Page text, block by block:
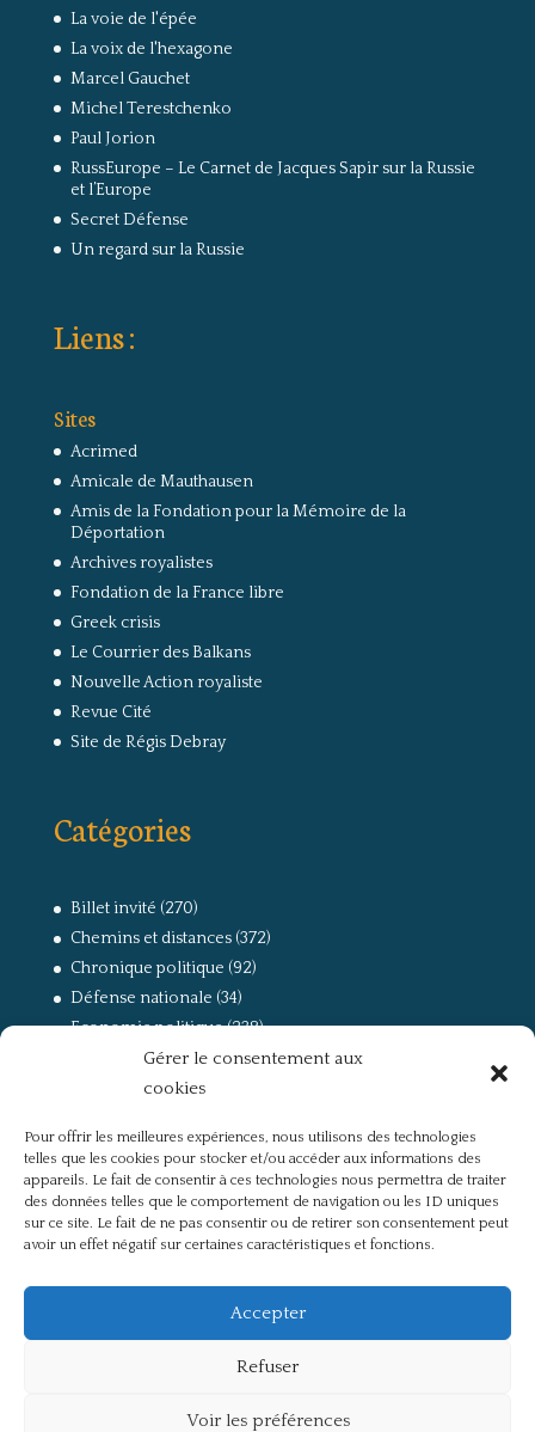
Gérer le consentement aux
cookies
Pour offrir les meilleures expériences, nous utilisons des technologies
telles que les cookies pour stocker et/ou accéder aux informations des
appareils. Le fait de consentir à ces technologies nous permettra de traiter
des données telles que le comportement de navigation ou les ID uniques
sur ce site. Le fait de ne pas consentir ou de retirer son consentement peut
avoir un effet négatif sur certaines caractéristiques et fonctions.
Accepter
Refuser
Voir les préférences
La voie de l'épée
La voix de l'hexagone
Marcel Gauchet
Michel Terestchenko
Paul Jorion
RussEurope – Le Carnet de Jacques Sapir sur la Russie
et l’Europe
Secret Défense
Un regard sur la Russie
Liens :
Sites
Acrimed
Amicale de Mauthausen
Amis de la Fondation pour la Mémoire de la
Déportation
Archives royalistes
Fondation de la France libre
Greek crisis
Le Courrier des Balkans
Nouvelle Action royaliste
Revue Cité
Site de Régis Debray
Catégories
Billet invité (270)
Chemins et distances(372)
Chronique politique (92)
Défense nationale (34)
Economie politique(238)
(168)
La guerre, la Résistance et la Déportation
Non classé(42)
Partis politiques, intelligentsia, médias(750)
Présentation(4)
Références(57)